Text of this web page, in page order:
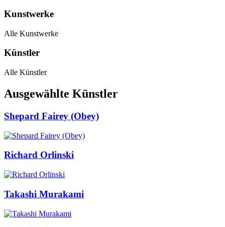
Kunstwerke
Alle Kunstwerke
Künstler
Alle Künstler
Ausgewählte Künstler
Shepard Fairey (Obey)
Richard Orlinski
Takashi Murakami